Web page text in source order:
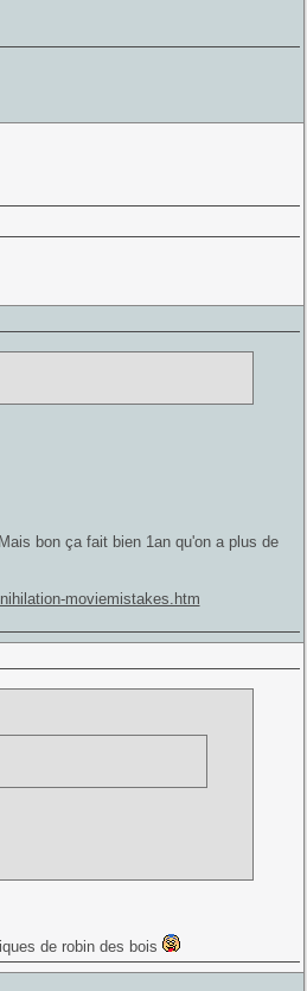
bon ça fait bien 1an qu'on a plus de
moviemistakes.htm
de robin des bois